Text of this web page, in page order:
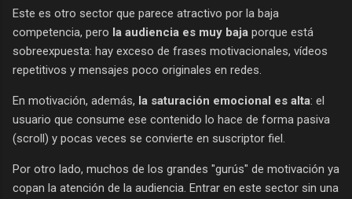
Este es otro sector que parece atractivo por la baja
competencia, pero la audiencia es muy baja porque está
sobreexpuesta: hay exceso de frases motivacionales, vídeos
repetitivos y mensajes poco originales en redes.
En motivación, además, la saturación emocional es alta: el
usuario que consume ese contenido lo hace de forma pasiva
(scroll) y pocas veces se convierte en suscriptor fiel.
Por otro lado, muchos de los grandes "gurús" de motivación ya
copan la atención de la audiencia. Entrar en este sector sin una